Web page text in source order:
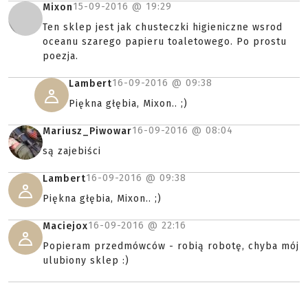
Mixon15-09-2016 @ 19:29
Ten sklep jest jak chusteczki higieniczne wsrod
oceanu szarego papieru toaletowego. Po prostu
poezja.
Lambert16-09-2016 @ 09:38
Piękna głębia, Mixon.. ;)
Mariusz_Piwowar16-09-2016 @ 08:04
są zajebiści
Lambert16-09-2016 @ 09:38
Piękna głębia, Mixon.. ;)
Maciejox16-09-2016 @ 22:16
Popieram przedmówców - robią robotę, chyba mój
ulubiony sklep :)